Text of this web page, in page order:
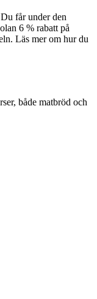
får under den
6 % rabatt på
Läs mer om hur du
både matbröd och